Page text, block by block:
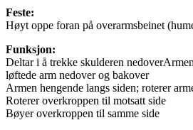
Feste:
Høyt oppe foran på overarmsbeinet
Funksjon:
Deltar i å trekke skulderen
løftede arm nedover og bakover
Armen hengende langs siden; roterer
Roterer overkroppen til motsatt side
Bøyer overkroppen til samme side